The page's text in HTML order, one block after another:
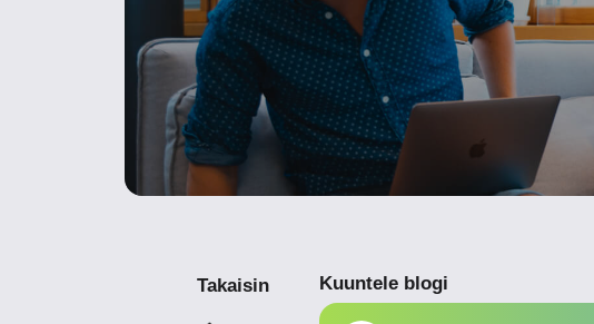
Takaisin Kuuntele blogi